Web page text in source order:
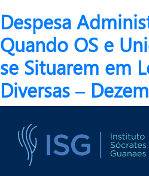
Despesa
Quando OS e
se Situarem em
Diversas –